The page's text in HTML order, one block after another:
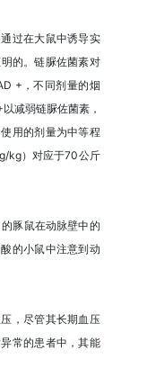
过在大鼠中诱导实
的。链脲佐菌素对
+，不同剂量的烟
减弱链脲佐菌素，
用的剂量为中等程
kg）对应于70公斤
豚鼠在动脉壁中的
的小鼠中注意到动
，尽管其长期血压
常的患者中，其能